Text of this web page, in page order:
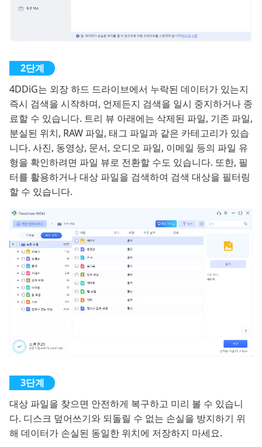
4DDiG는 외장 하드 드라이브에서 누락된 데이터가 있는지
즉시 검색을 시작하며, 언제든지 검색을 일시 중지하거나 종
료할 수 있습니다. 트리 뷰 아래에는 삭제된 파일, 기존 파일,
분실된 위치, RAW 파일, 태그 파일과 같은 카테고리가 있습
니다. 사진, 동영상, 문서, 오디오 파일, 이메일 등의 파일 유
형을 확인하려면 파일 뷰로 전환할 수도 있습니다. 또한, 필
터를 활용하거나 대상 파일을 검색하여 검색 대상을 필터링
할 수 있습니다.
대상 파일을 찾으면 안전하게 복구하고 미리 볼 수 있습니
다. 디스크 덮어쓰기와 되돌릴 수 없는 손실을 방지하기 위
해 데이터가 손실된 동일한 위치에 저장하지 마세요.